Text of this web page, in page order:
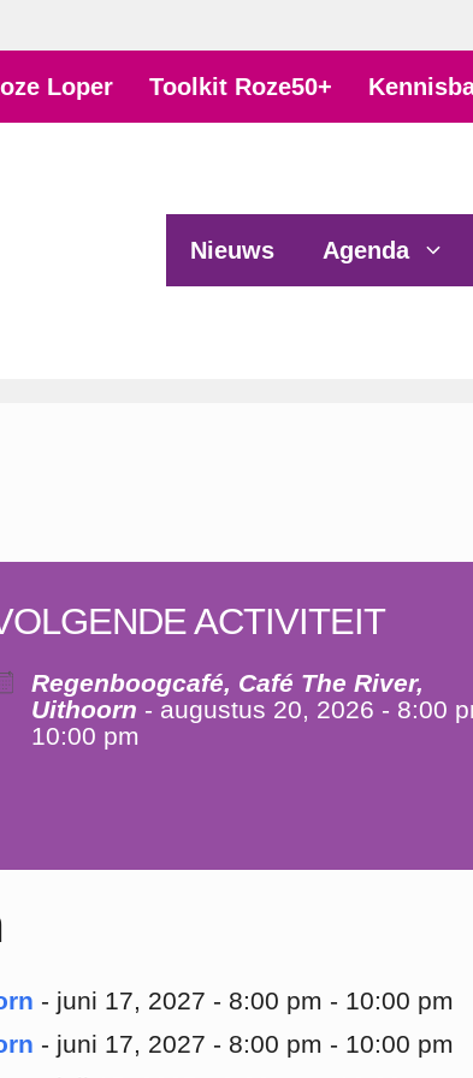
Loper Toolkit Roze50+
Nieuws Agenda
ACTIVITEIT
Regenboogcafé, Café The River,
Uithoorn - augustus 20, 2026 - 8:00
10:00 pm
- juni 17, 2027 - 8:00 pm - 10:00 pm
- juni 17, 2027 - 8:00 pm - 10:00 pm